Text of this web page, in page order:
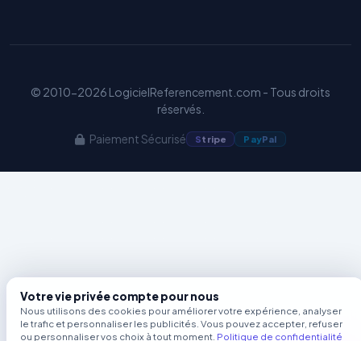
© 2010-2026 LogicielReferencement.com - Tous droits
réservés.
Paiement Sécurisé Stripe PayPal
Votre vie privée compte pour nous
Nous utilisons des cookies pour améliorer votre expérience, analyser
le trafic et personnaliser les publicités. Vous pouvez accepter, refuser
ou personnaliser vos choix à tout moment. Politique de confidentialité